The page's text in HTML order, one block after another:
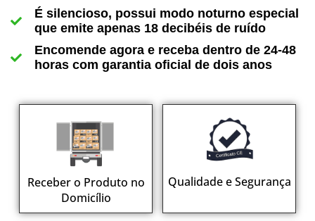
É silencioso, possui modo noturno especial
que emite apenas 18 decibéis de ruído
Encomende agora e receba dentro de 24-48
horas com garantia oficial de dois anos
Receber o Produto no
Domicílio
Qualidade e Segurança